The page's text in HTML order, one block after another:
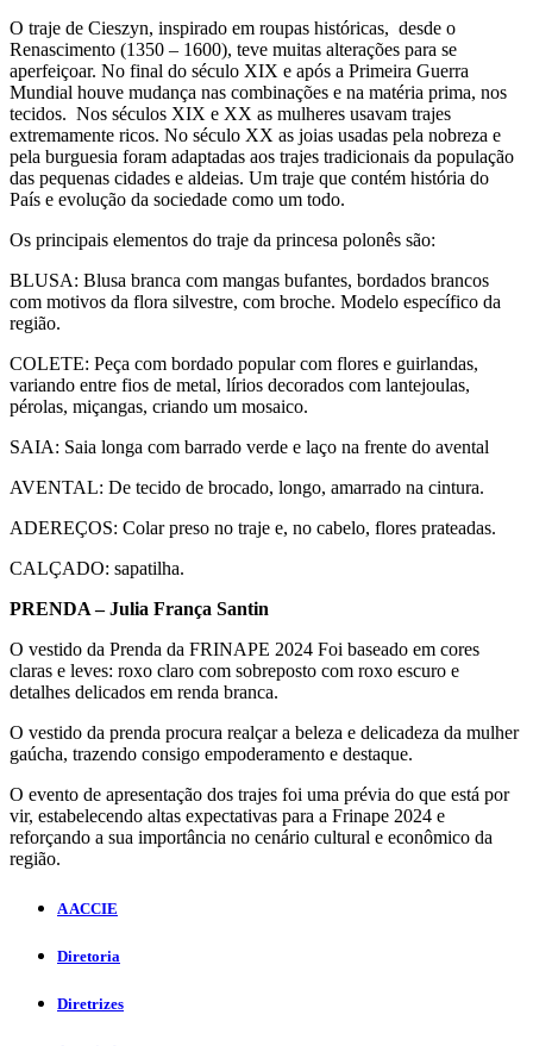
O traje de Cieszyn, inspirado em roupas históricas, desde o
Renascimento (1350 – 1600), teve muitas alterações para se
aperfeiçoar. No final do século XIX e após a Primeira Guerra
Mundial houve mudança nas combinações e na matéria prima, nos
tecidos. Nos séculos XIX e XX as mulheres usavam trajes
extremamente ricos. No século XX as joias usadas pela nobreza e
pela burguesia foram adaptadas aos trajes tradicionais da população
das pequenas cidades e aldeias. Um traje que contém história do
País e evolução da sociedade como um todo.
Os principais elementos do traje da princesa polonês são:
BLUSA: Blusa branca com mangas bufantes, bordados brancos
com motivos da flora silvestre, com broche. Modelo específico da
região.
COLETE: Peça com bordado popular com flores e guirlandas,
variando entre fios de metal, lírios decorados com lantejoulas,
pérolas, miçangas, criando um mosaico.
SAIA: Saia longa com barrado verde e laço na frente do avental
AVENTAL: De tecido de brocado, longo, amarrado na cintura.
ADEREÇOS: Colar preso no traje e, no cabelo, flores prateadas.
CALÇADO: sapatilha.
PRENDA – Julia França Santin
O vestido da Prenda da FRINAPE 2024 Foi baseado em cores
claras e leves: roxo claro com sobreposto com roxo escuro e
detalhes delicados em renda branca.
O vestido da prenda procura realçar a beleza e delicadeza da mulher
gaúcha, trazendo consigo empoderamento e destaque.
O evento de apresentação dos trajes foi uma prévia do que está por
vir, estabelecendo altas expectativas para a Frinape 2024 e
reforçando a sua importância no cenário cultural e econômico da
região.
A ACCIE
Diretoria
Diretrizes